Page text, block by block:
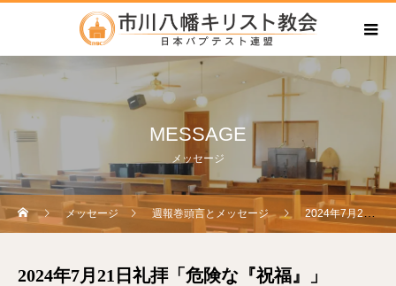
MESSAGE
メッセージ
メッセージ 週報巻頭言とメッセージ 2024年7月21日礼拝「危険な『祝福』」
2024年7月21日礼拝「危険な『祝福』」